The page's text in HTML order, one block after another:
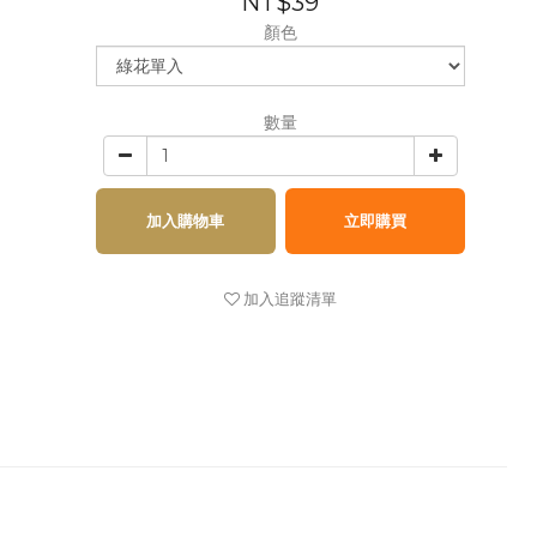
顏色
數量
加入購物車 立即購買
加入追蹤清單